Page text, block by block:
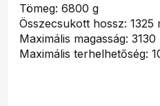
Tömeg: 6800 g
Összecsukott hossz: 1325
Maximális magasság: 3130
Maximális terhelhetőség: